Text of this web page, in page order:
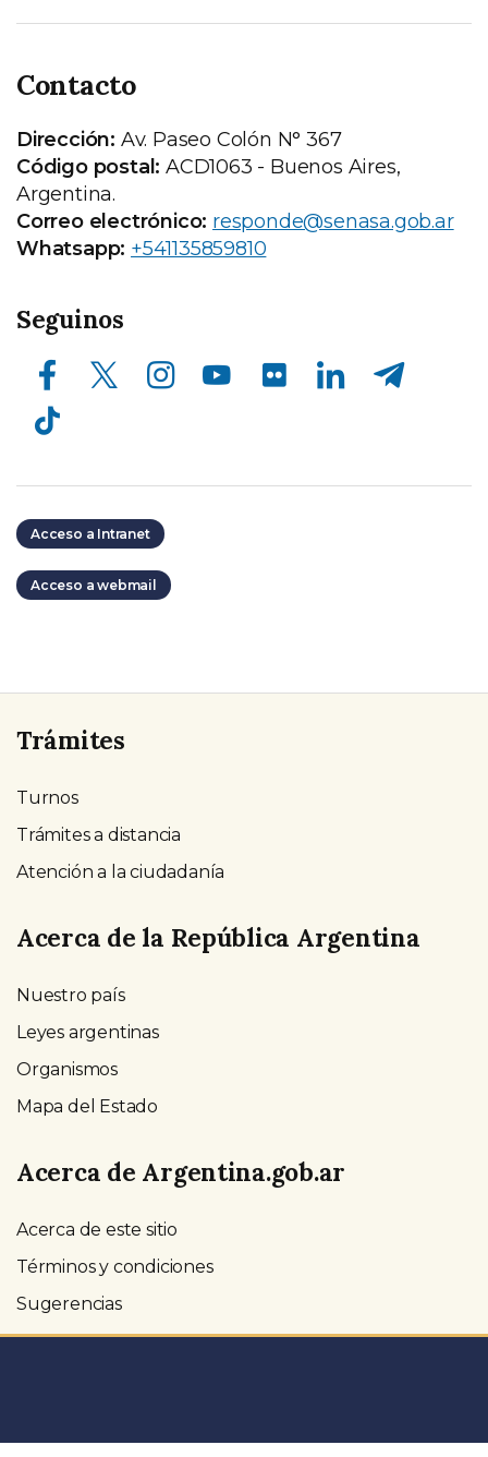
Contacto
Dirección: Av. Paseo Colón N° 367
Código postal: ACD1063 - Buenos Aires,
Argentina.
Correo electrónico: responde@senasa.gob.ar
Whatsapp: +541135859810
Seguinos
Facebook X (ex Twitter) Instagram Compartir en flickr LinkedIn
Acceso a Intranet
Acceso a webmail
Trámites
Turnos
Trámites a distancia
Atención a la ciudadanía
Acerca de la República Argentina
Nuestro país
Leyes argentinas
Organismos
Mapa del Estado
Acerca de Argentina.gob.ar
Acerca de este sitio
Términos y condiciones
Sugerencias